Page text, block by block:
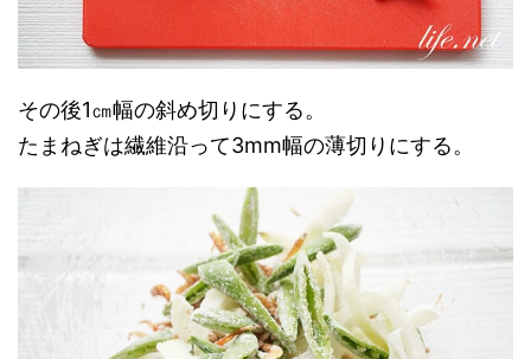
その後1㎝幅の斜め切りにする。
たまねぎは繊維沿って3mm幅の薄切りにする。